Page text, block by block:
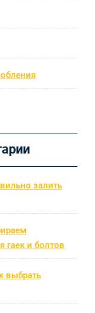
залить
гаек и болтов
выбрать